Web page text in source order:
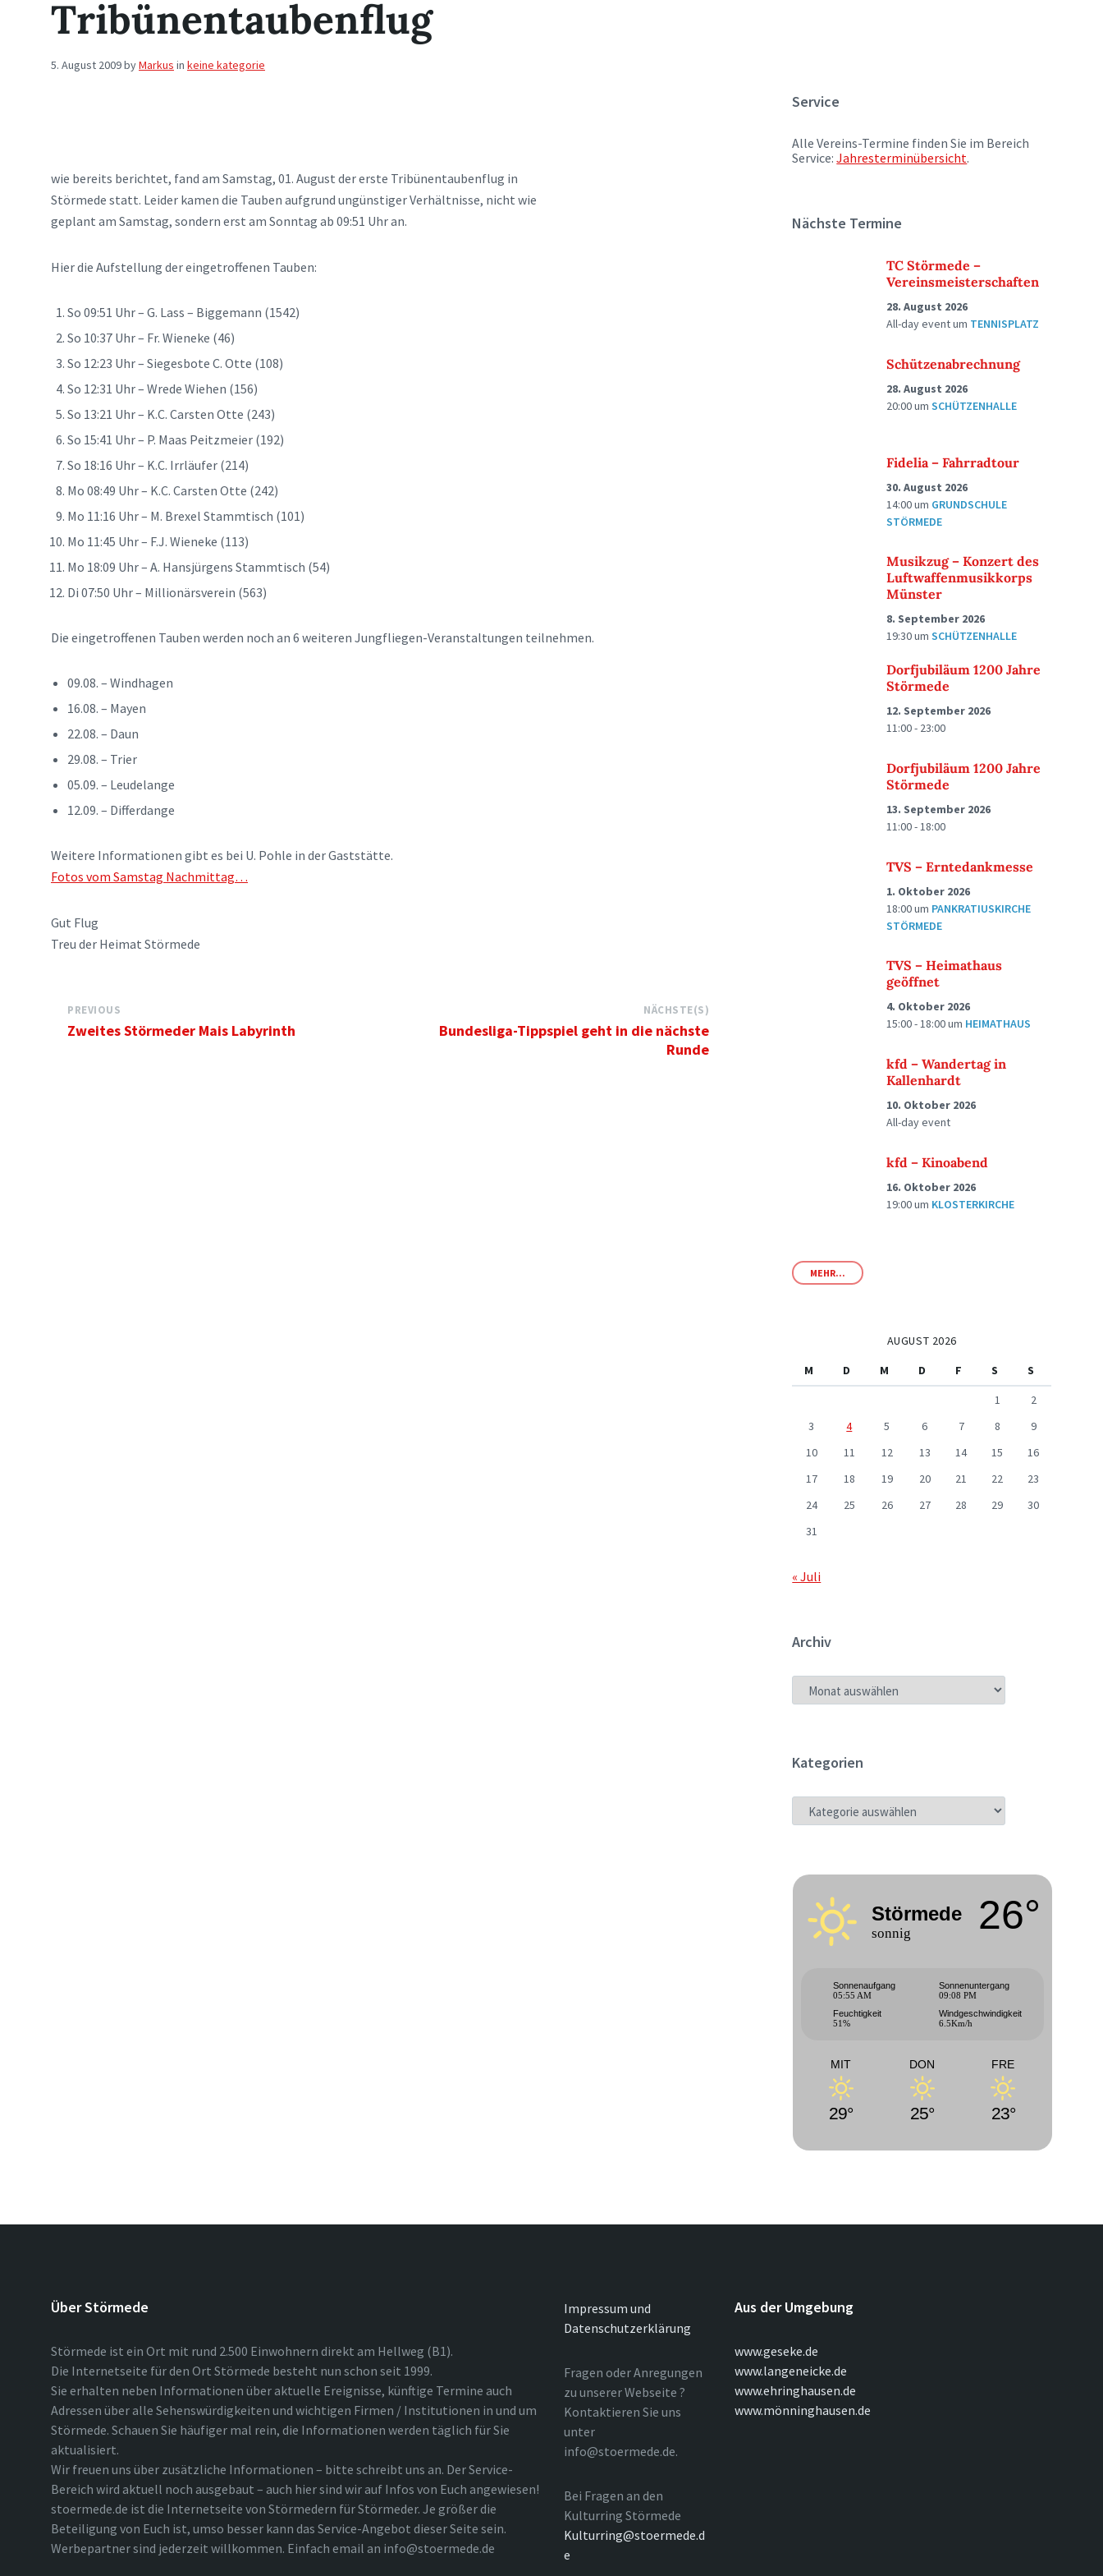
Tribünentaubenflug
5. August 2009byMarkus in keine kategorie
wie bereits berichtet, fand am Samstag, 01. August der erste Tribünentaubenflug in
Störmede statt. Leider kamen die Tauben aufgrund ungünstiger Verhältnisse, nicht wie
geplant am Samstag, sondern erst am Sonntag ab 09:51 Uhr an.
Hier die Aufstellung der eingetroffenen Tauben:
So 09:51 Uhr – G. Lass – Biggemann (1542)
So 10:37 Uhr – Fr. Wieneke (46)
So 12:23 Uhr – Siegesbote C. Otte (108)
So 12:31 Uhr – Wrede Wiehen (156)
So 13:21 Uhr – K.C. Carsten Otte (243)
So 15:41 Uhr – P. Maas Peitzmeier (192)
So 18:16 Uhr – K.C. Irrläufer (214)
Mo 08:49 Uhr – K.C. Carsten Otte (242)
Mo 11:16 Uhr – M. Brexel Stammtisch (101)
Mo 11:45 Uhr – F.J. Wieneke (113)
Mo 18:09 Uhr – A. Hansjürgens Stammtisch (54)
Di 07:50 Uhr – Millionärsverein (563)
Die eingetroffenen Tauben werden noch an 6 weiteren Jungfliegen-Veranstaltungen teilnehmen.
09.08. – Windhagen
16.08. – Mayen
22.08. – Daun
29.08. – Trier
05.09. – Leudelange
12.09. – Differdange
Weitere Informationen gibt es bei U. Pohle in der Gaststätte.
Fotos vom Samstag Nachmittag…
Gut Flug
Treu der Heimat Störmede
PREVIOUS
Zweites Störmeder Mais Labyrinth
NÄCHSTE(S)
Bundesliga-Tippspiel geht in die nächste
Runde
Service
Alle Vereins-Termine finden Sie im Bereich
Service:Jahresterminübersicht.
Nächste Termine
TC Störmede –
Vereinsmeisterschaften
28. August 2026
All-day eventum TENNISPLATZ
Schützenabrechnung
28. August 2026
20:00umSCHÜTZENHALLE
Fidelia – Fahrradtour
30. August 2026
14:00um GRUNDSCHULE
STÖRMEDE
Musikzug – Konzert des
Luftwaffenmusikkorps
Münster
8. September 2026
19:30umSCHÜTZENHALLE
Dorfjubiläum 1200 Jahre
Störmede
12. September 2026
11:00 - 23:00
Dorfjubiläum 1200 Jahre
Störmede
13. September 2026
11:00 - 18:00
TVS – Erntedankmesse
1. Oktober 2026
18:00um PANKRATIUSKIRCHE
STÖRMEDE
TVS – Heimathaus
geöffnet
4. Oktober 2026
15:00 - 18:00um HEIMATHAUS
kfd – Wandertag in
Kallenhardt
10. Oktober 2026
All-day event
kfd – Kinoabend
16. Oktober 2026
19:00um KLOSTERKIRCHE
MEHR...
AUGUST 2026
M
D M D F S
S
1
2
3
4 5 6 7 8
9
10
11 12 13 14 15
16
17
18 19 20 21 22
23
24
25 26 27 28 29
30
31
« Juli
Archiv
ARCHIV
Kategorien
KATEGORIEN
Störmede
sonnig 26°
Sonnenaufgang
05:55 AM
Sonnenuntergang
09:08 PM
Feuchtigkeit
51%
Windgeschwindigkeit
6.5Km/h
MIT
29°
DON
25°
FRE
23°
Über Störmede
Störmede ist ein Ort mit rund 2.500 Einwohnern direkt am Hellweg (B1).
Die Internetseite für den Ort Störmede besteht nun schon seit 1999.
Sie erhalten neben Informationen über aktuelle Ereignisse, künftige Termine auch
Adressen über alle Sehenswürdigkeiten und wichtigen Firmen / Institutionen in und um
Störmede. Schauen Sie häufiger mal rein, die Informationen werden täglich für Sie
aktualisiert.
Wir freuen uns über zusätzliche Informationen – bitte schreibt uns an. Der Service-
Bereich wird aktuell noch ausgebaut – auch hier sind wir auf Infos von Euch angewiesen!
stoermede.de ist die Internetseite von Störmedern für Störmeder. Je größer die
Beteiligung von Euch ist, umso besser kann das Service-Angebot dieser Seite sein.
Werbepartner sind jederzeit willkommen. Einfach email an info@stoermede.de
Impressum und
Datenschutzerklärung
Fragen oder Anregungen
zu unserer Webseite ?
Kontaktieren Sie uns
unter
info@stoermede.de.
Bei Fragen an den
Kulturring Störmede
Kulturring@stoermede.d
e
Aus der Umgebung
www.geseke.de
www.langeneicke.de
www.ehringhausen.de
www.mönninghausen.de